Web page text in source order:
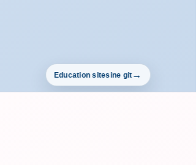
Education sitesine git